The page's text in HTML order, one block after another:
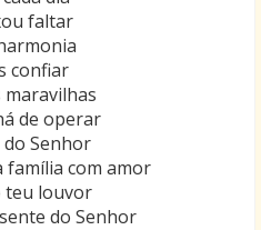
faltar
confiar
maravilhas
de operar
Senhor
família com amor
teu louvor
do Senhor